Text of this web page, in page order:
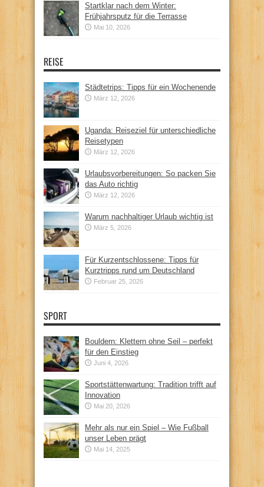
Startklar nach dem Winter:
Frühjahrsputz für die Terrasse
Mai 10, 2026
REISE
Städtetrips: Tipps für ein Wochenende
März 12, 2026
Uganda: Reiseziel für unterschiedliche
Reisetypen
März 12, 2026
Urlaubsvorbereitungen: So packen Sie
das Auto richtig
März 12, 2026
Warum nachhaltiger Urlaub wichtig ist
März 5, 2026
Für Kurzentschlossene: Tipps für
Kurztripps rund um Deutschland
Februar 25, 2026
SPORT
Bouldern: Klettern ohne Seil – perfekt
für den Einstieg
Juni 4, 2026
Sportstättenwartung: Tradition trifft auf
Innovation
Mai 20, 2026
Mehr als nur ein Spiel – Wie Fußball
unser Leben prägt
Mai 14, 2025